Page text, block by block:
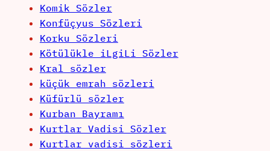
Komik Sözler
Konfüçyus Sözleri
Korku Sözleri
Kötülükle iLgiLi Sözler
Kral sözler
küçük emrah sözleri
Küfürlü sözler
Kurban Bayramı
Kurtlar Vadisi Sözler
Kurtlar vadisi sözleri